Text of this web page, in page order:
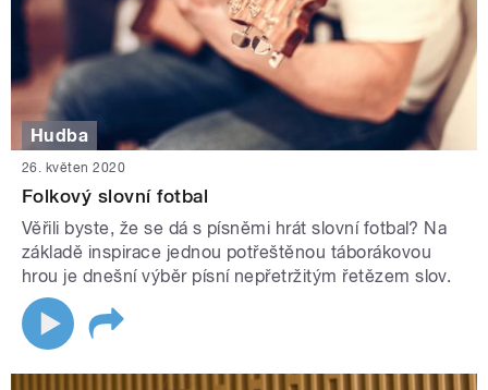
Hudba
26. květen 2020
Folkový slovní fotbal
Věřili byste, že se dá s písněmi hrát slovní fotbal? Na
základě inspirace jednou potřeštěnou táborákovou
hrou je dnešní výběr písní nepřetržitým řetězem slov.